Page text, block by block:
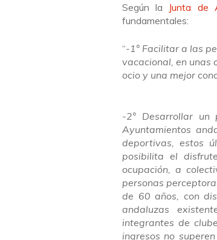
Según la Junta de
fundamentales:
“-1° Facilitar a las
vacacional, en unas
ocio y una mejor
-2° Desarrollar un
Ayuntamientos
deportivas, estos
posibilita el
ocupación, a
personas
de 60 años, con
andaluzas
integrantes de
ingresos no